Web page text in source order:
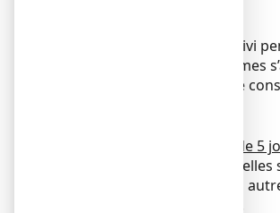
Si le traitement doit être suivi
de 3 jours ou si les symptômes
il est conseillé au patient de
plus de 5
, ou si
ou en cas de survenue d'un